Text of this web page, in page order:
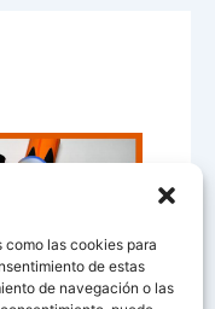
las cookies para
de estas
de navegación o las